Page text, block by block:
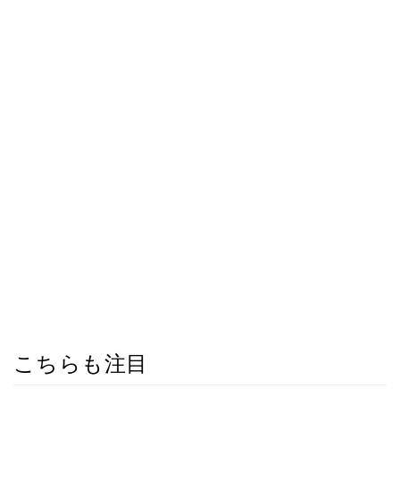
こちらも注目